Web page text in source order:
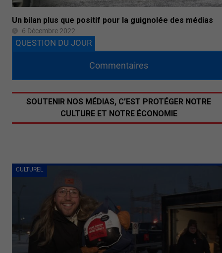
Un bilan plus que positif pour la guignolée des médias
6 Décembre 2022
CULTUREL
QUESTION DU JOUR
Commentaires
SOUTENIR NOS MÉDIAS, C’EST PROTÉGER NOTRE
CULTURE ET NOTRE ÉCONOMIE